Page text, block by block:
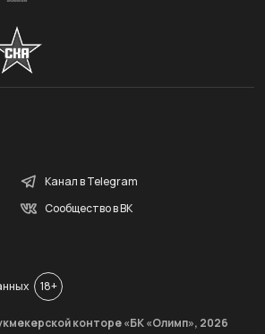
Канал в Telegram
Сообщество в ВК
18+
конторе «БК «Олимп», 2026